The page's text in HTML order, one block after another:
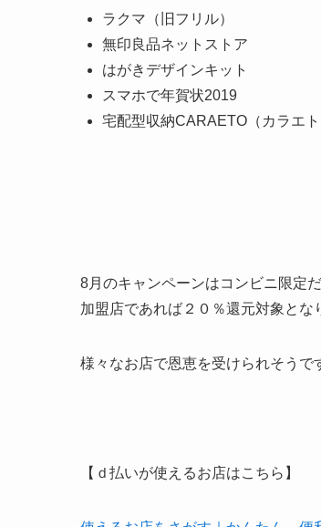
ラクマ（旧フリル）
無印良品ネットストア
はがきデザインキット
スマホで年賀状2019
宅配型収納CARAETO（カラエト
8月のキャンペーンはコンビニ限定
加盟店であれば２０％還元対象とな
様々なお店で恩恵を受けられそうで
【ｄ払いが使えるお店はこちら】